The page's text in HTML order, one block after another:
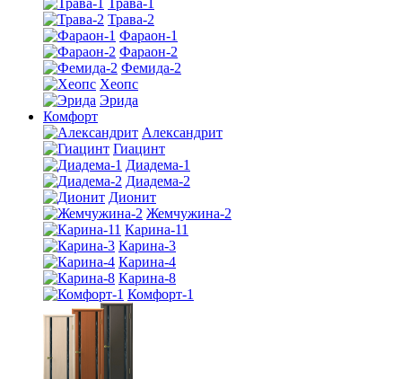
Трава-1
Трава-2
Фараон-1
Фараон-2
Фемида-2
Хеопс
Эрида
Комфорт
Алекcандрит
Гиацинт
Диадема-1
Диадема-2
Дионит
Жемчужина-2
Карина-11
Карина-3
Карина-4
Карина-8
Комфорт-1